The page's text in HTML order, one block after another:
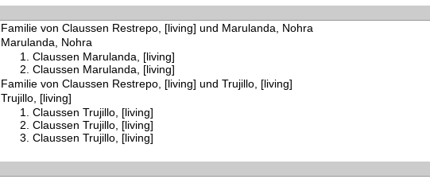
Familie von Claussen Restrepo, [living] und Marulanda, Nohra
Marulanda, Nohra
Claussen Marulanda, [living]
Claussen Marulanda, [living]
Familie von Claussen Restrepo, [living] und Trujillo, [living]
Trujillo, [living]
Claussen Trujillo, [living]
Claussen Trujillo, [living]
Claussen Trujillo, [living]